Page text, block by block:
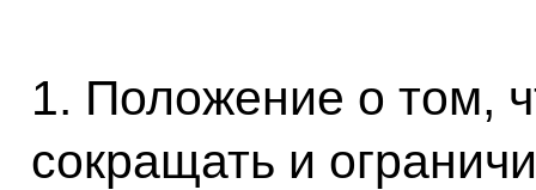
1. Положение о том,
сокращать и